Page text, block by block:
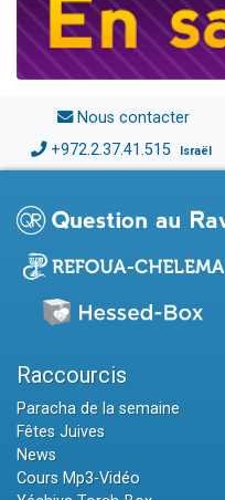
Nous contacter
+972.2.37.41.515 Israël
Raccourcis
Paracha de la semaine
Fêtes Juives
News
Cours Mp3-Vidéo